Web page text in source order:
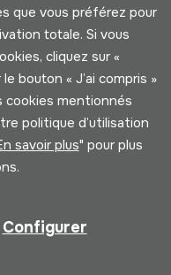
de Privacité
que vous préférez pour
totale. Si vous
cliquez sur «
bouton « J’ai compris »
cookies mentionnés
politique d’utilisation
savoir plus" pour plus
Configurer